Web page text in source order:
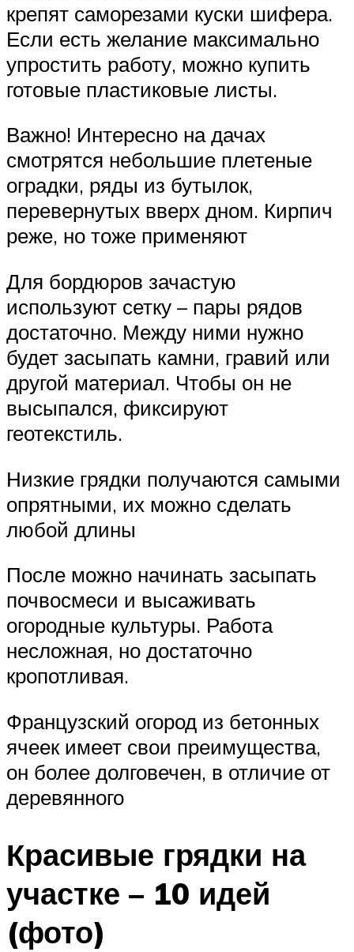
крепят саморезами куски шифера.
Если есть желание максимально
упростить работу, можно купить
готовые пластиковые листы.
Важно! Интересно на дачах
смотрятся небольшие плетеные
оградки, ряды из бутылок,
перевернутых вверх дном. Кирпич
реже, но тоже применяют
Для бордюров зачастую
используют сетку – пары рядов
достаточно. Между ними нужно
будет засыпать камни, гравий или
другой материал. Чтобы он не
высыпался, фиксируют
геотекстиль.
Низкие грядки получаются самыми
опрятными, их можно сделать
любой длины
После можно начинать засыпать
почвосмеси и высаживать
огородные культуры. Работа
несложная, но достаточно
кропотливая.
Французский огород из бетонных
ячеек имеет свои преимущества,
он более долговечен, в отличие от
деревянного
Красивые грядки на
участке – 10 идей
(фото)